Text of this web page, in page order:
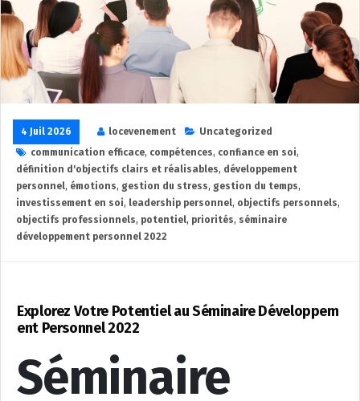
4 Juil 2026 locevenement
Uncategorized
communication efficace, compétences, confiance en soi,
définition d'objectifs clairs et réalisables, développement
personnel, émotions, gestion du stress, gestion du temps,
investissement en soi, leadership personnel, objectifs personnels,
objectifs professionnels, potentiel, priorités, séminaire
développement personnel 2022
Explorez Votre Potentiel au Séminaire Développem
ent Personnel 2022
Séminaire